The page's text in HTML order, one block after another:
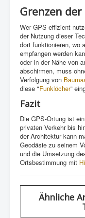
Grenzen
Wer GPS effizient
der Nutzung dieser
dort funktionieren, wo
empfangen werden
oder in der Nähe von
abschirmen, muss
Verfolgung von
diese "Funklöcher”
Fazit
Die GPS-Ortung ist
privaten Verkehr bis
der Architektur kann
Geodäsie zu seinem
und die Umsetzung
Ortsbestimmung mit
Ähnliche